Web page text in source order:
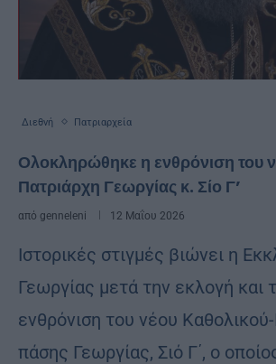
Διεθνή Πατριαρχεία
Ολοκληρώθηκε η ενθρόνιση του
Πατριάρχη Γεωργίας κ. Σίο Γ’
από genneleni 12 Μαΐου 2026
Ιστορικές στιγμές βιώνει η
Γεωργίας μετά την εκλογή και
ενθρόνιση του νέου
πάσης Γεωργίας, Σιό Γ΄, ο